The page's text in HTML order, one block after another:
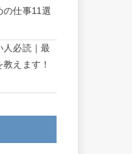
の仕事11選
人必読｜最
えます！